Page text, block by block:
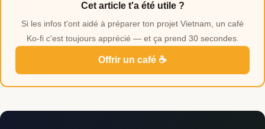
Cet article t'a été utile ?
Si les infos t'ont aidé à préparer ton projet Vietnam, un café
Ko-fi c'est toujours apprécié — et ça prend 30 secondes.
Offrir un café ☕